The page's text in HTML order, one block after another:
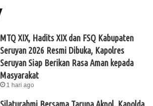
MTQ XIX, Hadits XIX dan FSQ Kabupaten
Seruyan 2026 Resmi Dibuka, Kapolres
Seruyan Siap Berikan Rasa Aman kepada
Masyarakat
1 hari ago
Silaturahmi Bersama Taruna Akpol, Kapolda